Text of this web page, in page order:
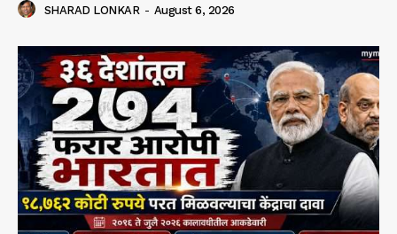
SHARAD LONKAR - August 6, 2026